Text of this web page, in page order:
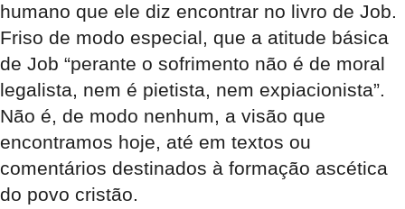
humano que ele diz encontrar no livro de Job.
Friso de modo especial, que a atitude básica
de Job “perante o sofrimento não é de moral
legalista, nem é pietista, nem expiacionista”.
Não é, de modo nenhum, a visão que
encontramos hoje, até em textos ou
comentários destinados à formação ascética
do povo cristão.